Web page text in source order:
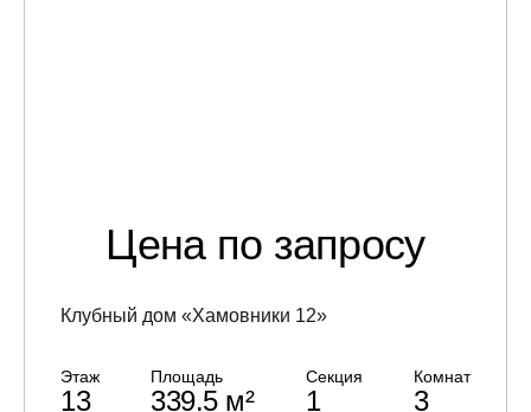
Цена по запросу
Клубный дом «Хамовники 12»
Этаж
13
Площадь
339.5 м²
Секция
1
Комнат
3